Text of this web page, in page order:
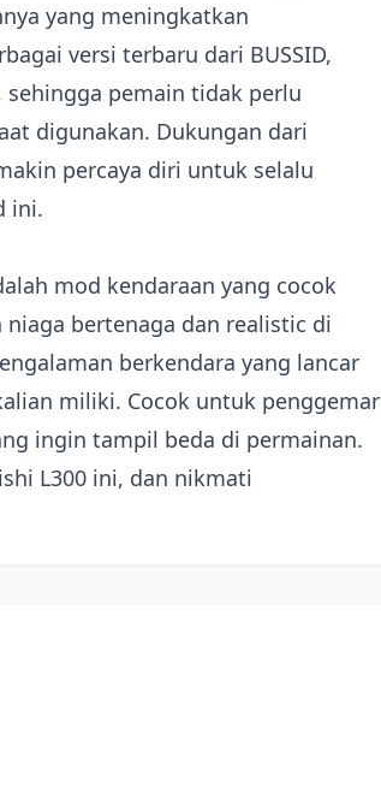
yang meningkatkan
versi terbaru dari BUSSID,
pemain tidak perlu
digunakan. Dukungan dari
percaya diri untuk selalu
ini.
mod kendaraan yang cocok
bertenaga dan realistic di
berkendara yang lancar
miliki. Cocok untuk penggemar
ingin tampil beda di permainan.
L300 ini, dan nikmati